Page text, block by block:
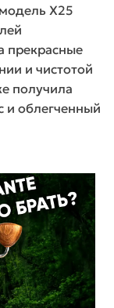
X25
прекрасные
и чистотой
получила
и облегченный